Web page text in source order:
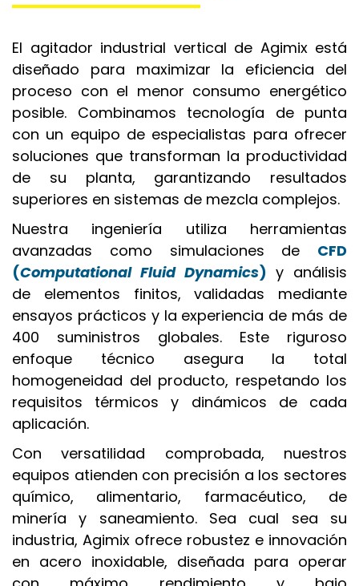
El agitador industrial vertical de Agimix está
diseñado para maximizar la eficiencia del
proceso con el menor consumo energético
posible. Combinamos tecnología de punta
con un equipo de especialistas para ofrecer
soluciones que transforman la productividad
de su planta, garantizando resultados
superiores en sistemas de mezcla complejos.
Nuestra ingeniería utiliza herramientas
avanzadas como simulaciones de
CFD
(Computational Fluid Dynamics) y análisis
de elementos finitos, validadas mediante
ensayos prácticos y la experiencia de más de
400 suministros globales. Este riguroso
enfoque técnico asegura la total
homogeneidad del producto, respetando los
requisitos térmicos y dinámicos de cada
aplicación.
Con versatilidad comprobada, nuestros
equipos atienden con precisión a los sectores
químico, alimentario, farmacéutico, de
minería y saneamiento. Sea cual sea su
industria, Agimix ofrece robustez e innovación
en acero inoxidable, diseñada para operar